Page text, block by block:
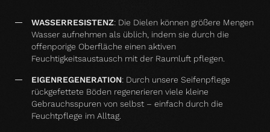
WASSERRESISTENZ: Die Dielen können größere Mengen
Wasser aufnehmen als üblich, indem sie durch die
offenporige Oberfläche einen aktiven
Feuchtigkeitsaustausch mit der Raumluft pflegen.
EIGENREGENERATION: Durch unsere Seifenpflege
rückgefettete Böden regenerieren viele kleine
Gebrauchsspuren von selbst – einfach durch die
Feuchtpflege im Alltag.